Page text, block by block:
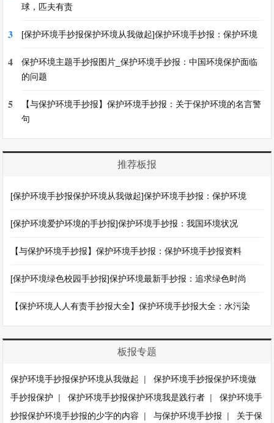
球，匹夫有责
3 [保护环境手抄报保护环境从我做起]保护环境手抄报：保护环境
4
保护环境主题手抄报图片_保护环境手抄报：中国环境保护面临
的问题
5
【与保护环境手抄报】保护环境手抄报：关于保护环境的名言警
句
推荐板报
[保护环境手抄报保护环境从我做起]保护环境手抄报：保护环境
[保护环境爱护环境的手抄报]保护环境手抄报：我国环境状况
【与保护环境手抄报】保护环境手抄报：保护环境手抄报资料
[保护环境绿色校园手抄报]保护环境最新手抄报：追求绿色时尚
【保护环境人人有责手抄报大全】保护环境手抄报大全：水污染
板报专题
保护环境手抄报保护环境从我做起 |保护环境手抄报保护环境做
手抄报保护 |保护环境手抄报保护环境我是践行者 |保护环境手
抄报保护环境手抄报的少字的内容 |与保护环境手抄报 | 关于保